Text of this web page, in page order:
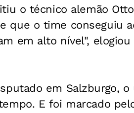
o técnico alemão
que o time conseguiu
em alto nível",
em Salzburgo,
E foi marcado